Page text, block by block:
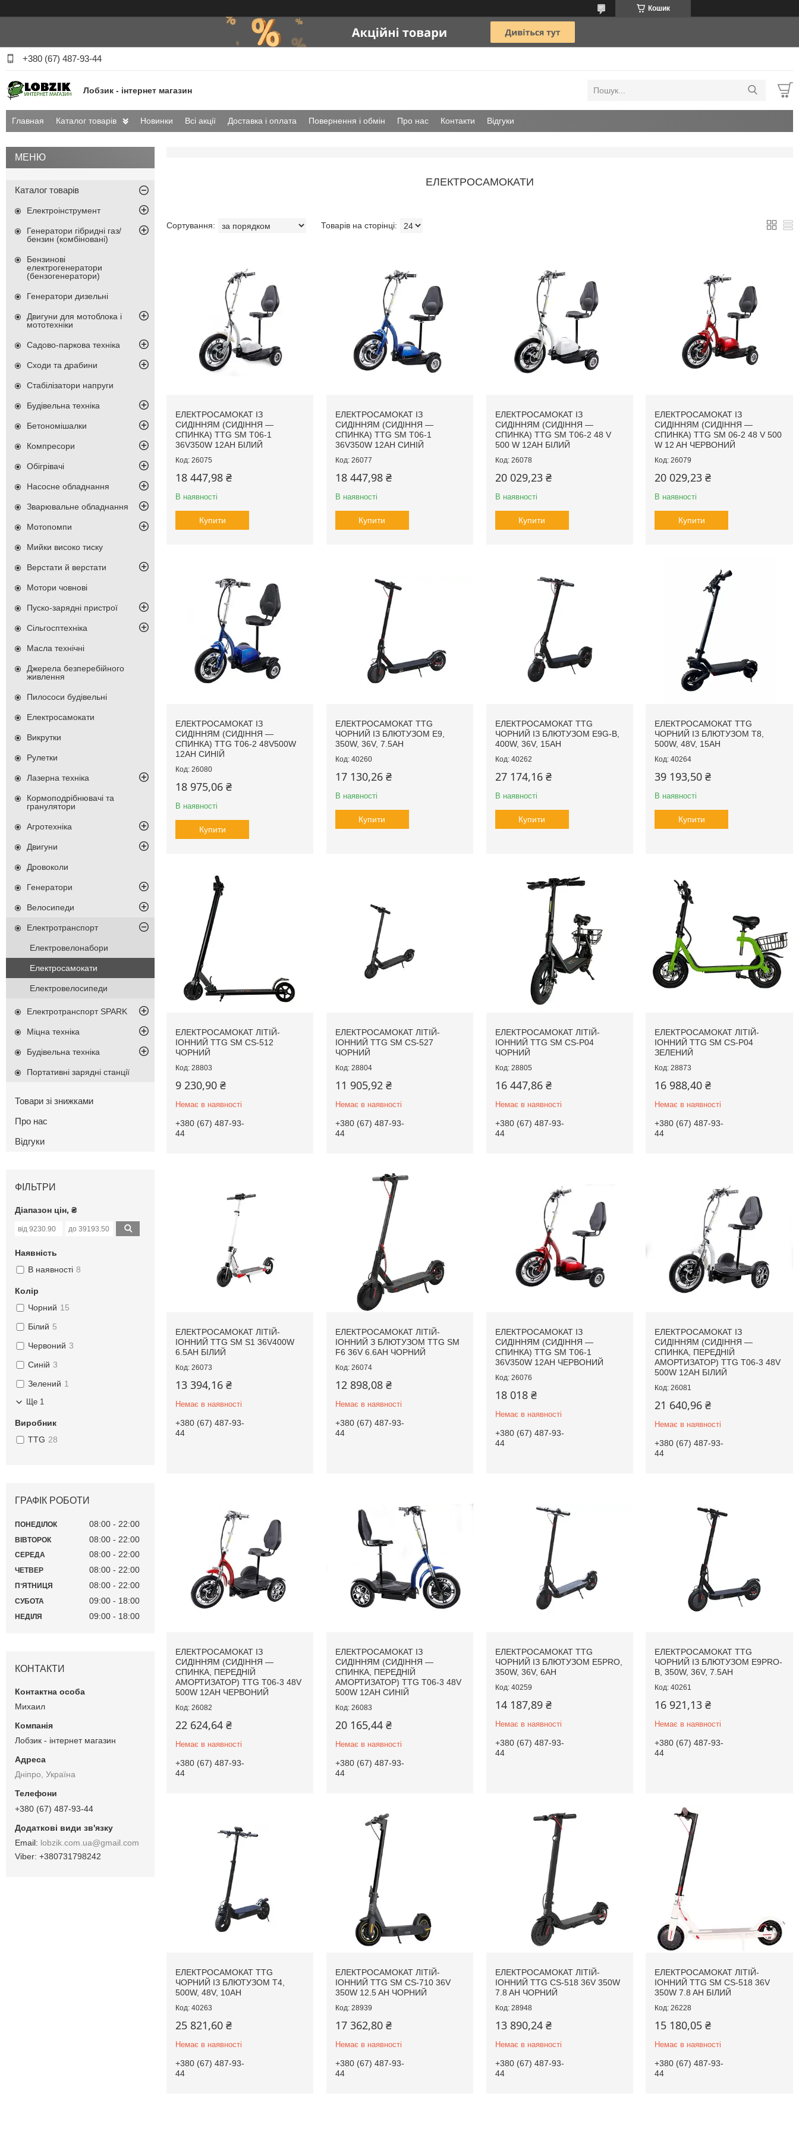
Кошик
+380 (67) 487-93-44
Лобзик - інтернет магазин
Главная Каталог товарів Новинки Всі акції Доставка і оплата Повернення і обмін Про нас Контакти Відгуки
ЕЛЕКТРОСАМОКАТИ
ЕЛЕКТРОСАМОКАТ ІЗ
СИДІННЯМ (СИДІННЯ —
СПИНКА) TTG SM T06-1
36V350W 12AH БІЛИЙ
26075
18 447,98 ₴
В наявності
Купити
ЕЛЕКТРОСАМОКАТ ІЗ
СИДІННЯМ (СИДІННЯ —
СПИНКА) TTG SM T06-1
36V350W 12AH СИНІЙ
26077
18 447,98 ₴
В наявності
Купити
ЕЛЕКТРОСАМОКАТ ІЗ
СИДІННЯМ (СИДІННЯ —
СПИНКА) TTG SM T06-2 48 V
500 W 12AH БІЛИЙ
26078
20 029,23 ₴
В наявності
Купити
ЕЛЕКТРОСАМОКАТ ІЗ
СИДІННЯМ (СИДІННЯ —
СПИНКА) TTG SM 06-2 48 V 500
W 12 AH ЧЕРВОНИЙ
26079
20 029,23 ₴
В наявності
Купити
ЕЛЕКТРОСАМОКАТ ІЗ
СИДІННЯМ (СИДІННЯ —
СПИНКА) TTG T06-2 48V500W
12AH СИНІЙ
26080
18 975,06 ₴
В наявності
Купити
ЕЛЕКТРОСАМОКАТ TTG
ЧОРНИЙ ІЗ БЛЮТУЗОМ E9,
350W, 36V, 7.5AH
40260
17 130,26 ₴
В наявності
Купити
ЕЛЕКТРОСАМОКАТ TTG
ЧОРНИЙ ІЗ БЛЮТУЗОМ E9G-B,
400W, 36V, 15AH
40262
27 174,16 ₴
В наявності
Купити
ЕЛЕКТРОСАМОКАТ TTG
ЧОРНИЙ ІЗ БЛЮТУЗОМ T8,
500W, 48V, 15AH
40264
39 193,50 ₴
В наявності
Купити
ЕЛЕКТРОСАМОКАТ ЛІТІЙ-
ІОННИЙ TTG SM CS-512
ЧОРНИЙ
28803
9 230,90 ₴
Немає в наявності
+380 (67) 487-93-
44
ЕЛЕКТРОСАМОКАТ ЛІТІЙ-
ІОННИЙ TTG SM CS-527
ЧОРНИЙ
28804
11 905,92 ₴
Немає в наявності
+380 (67) 487-93-
44
ЕЛЕКТРОСАМОКАТ ЛІТІЙ-
ІОННИЙ TTG SM CS-P04
ЧОРНИЙ
28805
16 447,86 ₴
Немає в наявності
+380 (67) 487-93-
44
ЕЛЕКТРОСАМОКАТ ЛІТІЙ-
ІОННИЙ TTG SM CS-P04
ЗЕЛЕНИЙ
28873
16 988,40 ₴
Немає в наявності
+380 (67) 487-93-
44
ЕЛЕКТРОСАМОКАТ ЛІТІЙ-
ІОННИЙ TTG SM S1 36V400W
6.5AH БІЛИЙ
26073
13 394,16 ₴
Немає в наявності
+380 (67) 487-93-
44
ЕЛЕКТРОСАМОКАТ ЛІТІЙ-
ІОННИЙ З БЛЮТУЗОМ TTG SM
F6 36V 6.6AH ЧОРНИЙ
26074
12 898,08 ₴
Немає в наявності
+380 (67) 487-93-
44
ЕЛЕКТРОСАМОКАТ ІЗ
СИДІННЯМ (СИДІННЯ —
СПИНКА) TTG SM T06-1
36V350W 12AH ЧЕРВОНИЙ
26076
18 018 ₴
Немає в наявності
+380 (67) 487-93-
44
ЕЛЕКТРОСАМОКАТ ІЗ
СИДІННЯМ (СИДІННЯ —
СПИНКА, ПЕРЕДНІЙ
АМОРТИЗАТОР) TTG T06-3 48V
500W 12AH БІЛИЙ
26081
21 640,96 ₴
Немає в наявності
+380 (67) 487-93-
44
ЕЛЕКТРОСАМОКАТ ІЗ
СИДІННЯМ (СИДІННЯ —
СПИНКА, ПЕРЕДНІЙ
АМОРТИЗАТОР) TTG T06-3 48V
500W 12AH ЧЕРВОНИЙ
26082
22 624,64 ₴
Немає в наявності
+380 (67) 487-93-
44
ЕЛЕКТРОСАМОКАТ ІЗ
СИДІННЯМ (СИДІННЯ —
СПИНКА, ПЕРЕДНІЙ
АМОРТИЗАТОР) TTG T06-3 48V
500W 12AH СИНІЙ
26083
20 165,44 ₴
Немає в наявності
+380 (67) 487-93-
44
ЕЛЕКТРОСАМОКАТ TTG
ЧОРНИЙ ІЗ БЛЮТУЗОМ E5PRO,
350W, 36V, 6AH
40259
14 187,89 ₴
Немає в наявності
+380 (67) 487-93-
44
ЕЛЕКТРОСАМОКАТ TTG
ЧОРНИЙ ІЗ БЛЮТУЗОМ E9PRO-
B, 350W, 36V, 7.5AH
40261
16 921,13 ₴
Немає в наявності
+380 (67) 487-93-
44
ЕЛЕКТРОСАМОКАТ TTG
ЧОРНИЙ ІЗ БЛЮТУЗОМ T4,
500W, 48V, 10AH
40263
25 821,60 ₴
Немає в наявності
+380 (67) 487-93-
44
ЕЛЕКТРОСАМОКАТ ЛІТІЙ-
ІОННИЙ TTG SM CS-710 36V
350W 12.5 AH ЧОРНИЙ
28939
17 362,80 ₴
Немає в наявності
+380 (67) 487-93-
44
ЕЛЕКТРОСАМОКАТ ЛІТІЙ-
ІОННИЙ TTG CS-518 36V 350W
7.8 AH ЧОРНИЙ
28948
13 890,24 ₴
Немає в наявності
+380 (67) 487-93-
44
ЕЛЕКТРОСАМОКАТ ЛІТІЙ-
ІОННИЙ TTG SM CS-518 36V
350W 7.8 AH БІЛИЙ
26228
15 180,05 ₴
Немає в наявності
+380 (67) 487-93-
44
Каталог товарів
Електроінструмент
Генератори гібридні газ/
бензин (комбіновані)
Бензинові
електрогенератори
(бензогенератори)
Генератори дизельні
Двигуни для мотоблока і
мототехніки
Садово-паркова техніка
Сходи та драбини
Стабілізатори напруги
Будівельна техніка
Бетономішалки
Компресори
Обігрівачі
Насосне обладнання
Зварювальне обладнання
Мотопомпи
Мийки високо тиску
Верстати й верстати
Мотори човнові
Пуско-зарядні пристрої
Сільгосптехніка
Масла технічні
Джерела безперебійного
живлення
Пилососи будівельні
Електросамокати
Викрутки
Рулетки
Лазерна техніка
Кормоподрібнювачі та
гранулятори
Агротехніка
Двигуни
Дровоколи
Генератори
Велосипеди
Електротранспорт
Електровелонабори
Електросамокати
Електровелосипеди
Електротранспорт SPARK
Міцна техніка
Будівельна техніка
Портативні зарядні станції
Товари зі знижками
Про нас
Відгуки
ФІЛЬТРИ
Діапазон цін, ₴
Наявність
В наявності 8
Колір
Чорний 15
Білий 5
Червоний 3
Синій 3
Зелений 1
Ще 1
Виробник
TTG 28
ГРАФІК РОБОТИ
ПОНЕДІЛОК 08:00 22:00
ВІВТОРОК 08:00 22:00
СЕРЕДА 08:00 22:00
ЧЕТВЕР 08:00 22:00
ПʼЯТНИЦЯ 08:00 22:00
СУБОТА 09:00 18:00
НЕДІЛЯ 09:00 18:00
КОНТАКТИ
Михаил
Лобзик - інтернет магазин
Дніпро, Україна
+380 (67) 487-93-44
lobzik.com.ua@gmail.com
+380731798242